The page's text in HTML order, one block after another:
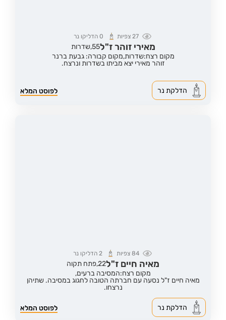
27צפיות 0 הדליקו נר
מאירי זוהר ז"ל55, שדרות
מקום רצח:שדרות,מקום קבורה: גבעת ברנר
זוהר מאירי יצא מביתו בשדרות ונרצח.
לפוסט המלא הדלקת נר
84 צפיות 2הדליקו נר
מאיה חיים ז"ל22,פתח תקוה
מקום רצח:המסיבה ברעים,
מאיה חיים ז"ל נסעה עם חברתה הטובה לחגוג במסיבה. שתיהן
נרצחו.
לפוסט המלא הדלקת נר